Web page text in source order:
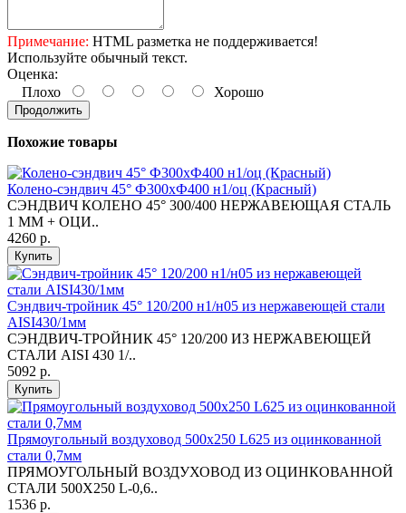
Примечание: HTML разметка не поддерживается!
Используйте обычный текст.
Оценка:
Плохо
Хорошо
Продолжить
Похожие товары
Колено-сэндвич 45° Ф300хФ400 н1/оц (Красный)
СЭНДВИЧ КОЛЕНО 45° 300/400 НЕРЖАВЕЮЩАЯ СТАЛЬ
1 ММ + ОЦИ..
4260 р.
Купить
Сэндвич-тройник 45° 120/200 н1/н05 из нержавеющей стали
AISI430/1мм
СЭНДВИЧ-ТРОЙНИК 45° 120/200 ИЗ НЕРЖАВЕЮЩЕЙ
СТАЛИ AISI 430 1/..
5092 р.
Купить
Прямоугольный воздуховод 500х250 L625 из оцинкованной
стали 0,7мм
ПРЯМОУГОЛЬНЫЙ ВОЗДУХОВОД ИЗ ОЦИНКОВАННОЙ
СТАЛИ 500Х250 L-0,6..
1536 р.